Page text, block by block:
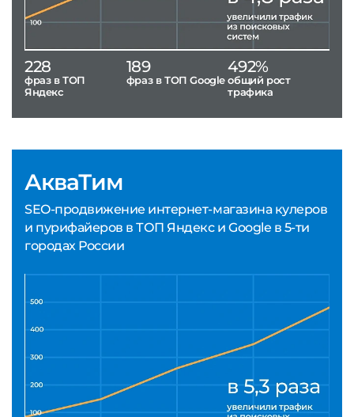
АкваТим
SEO-продвижение интернет-магазина кулеров
и пурифайеров в ТОП Яндекс и Google в 5-ти
городах России
228
фраз в ТОП
Яндекс
189
фраз в ТОП Google
492%
общий рост
трафика